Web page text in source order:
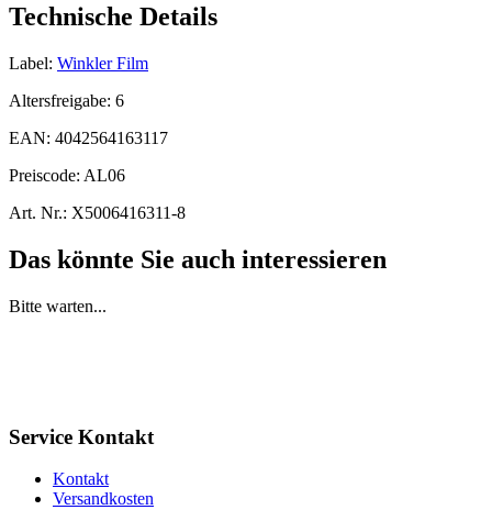
Technische Details
Label: Winkler Film
Altersfreigabe: 6
EAN: 4042564163117
Preiscode: AL06
Art. Nr.: X5006416311-8
Das könnte Sie auch interessieren
Bitte warten...
Service Kontakt
Kontakt
Versandkosten